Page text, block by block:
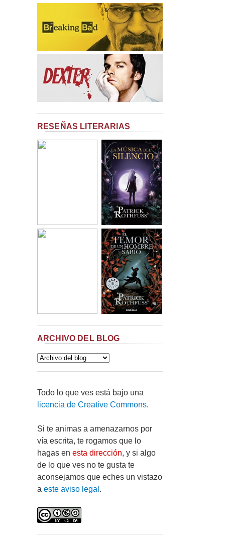
RESEÑAS LITERARIAS
ARCHIVO DEL BLOG
Todo lo que ves está bajo una
licencia de Creative Commons.
Si te animas a amenazarnos por
vía escrita, te rogamos que lo
hagas en esta dirección, y si algo
de lo que ves no te gusta te
aconsejamos que eches un vistazo
a este aviso legal .